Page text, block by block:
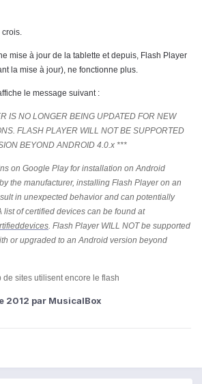
crois.
mise à jour de la tablette et depuis, Flash Player
la mise à jour), ne fonctionne plus.
le message suivant :
IS NO LONGER BEING UPDATED FOR NEW
FLASH PLAYER WILL NOT BE SUPPORTED
BEYOND ANDROID 4.0.x ***
on Google Play for installation on Android
the manufacturer, installing Flash Player on an
in unexpected behavior and can potentially
list of certified devices can be found at
. Flash Player WILL NOT be supported
or upgraded to an Android version beyond
de sites utilisent encore le flash
2012 par MusicalBox